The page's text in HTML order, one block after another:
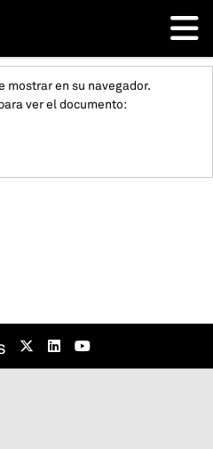
mostrar en su navegador.
ver el documento: